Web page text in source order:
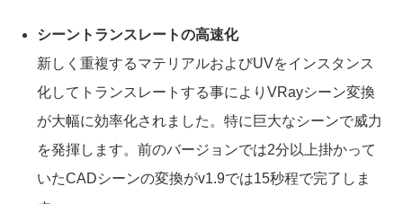
シーントランスレートの高速化
新しく重複するマテリアルおよびUVをインスタンス
化してトランスレートする事によりVRayシーン変換
が大幅に効率化されました。特に巨大なシーンで威力
を発揮します。前のバージョンでは2分以上掛かって
いたCADシーンの変換がv1.9では15秒程で完了しま